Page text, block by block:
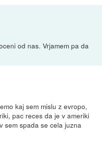
od nas. Vrjamem pa da
kaj sem mislu z evropo,
pac reces da je v ameriki
sem spada se cela juzna